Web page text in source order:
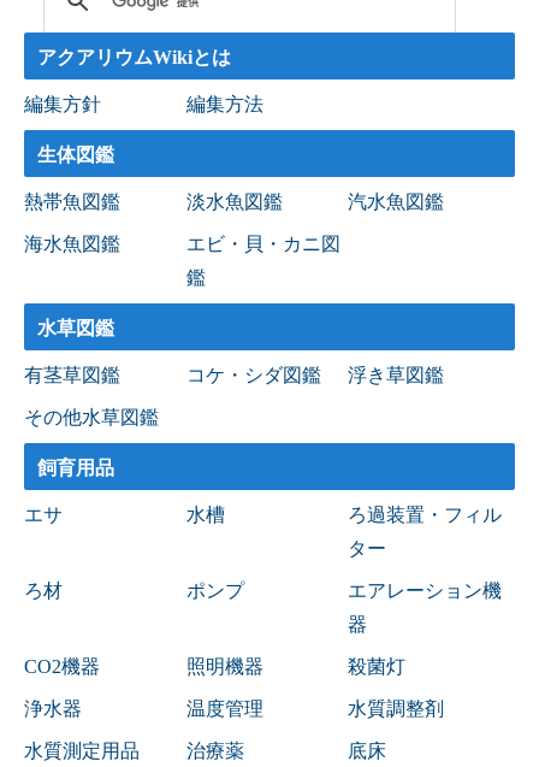
アクアリウムWikiとは
編集方針 編集方法
生体図鑑
熱帯魚図鑑 淡水魚図鑑 汽水魚図鑑
海水魚図鑑
エビ・貝・カニ図
鑑
水草図鑑
有茎草図鑑 コケ・シダ図鑑 浮き草図鑑
その他水草図鑑
飼育用品
エサ 水槽
ろ過装置・フィル
ター
ろ材 ポンプ
エアレーション機
器
CO2機器 照明機器 殺菌灯
浄水器 温度管理 水質調整剤
水質測定用品 治療薬 底床